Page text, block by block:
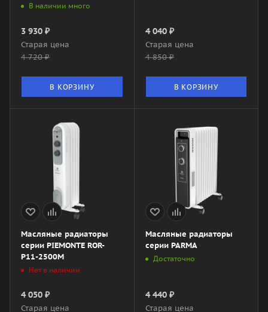
В наличии много
3 930 ₽
Старая цена
4 720₽
В КОРЗИНУ
4 040₽
Старая цена
4 850₽
В КОРЗИНУ
Масляные радиаторы
серии PIEMONTE ROR-
P11-2500M
Нет в наличии
4 050 ₽
Старая цена
Масляные радиаторы
серии PARMA
Достаточно
4 440₽
Старая цена